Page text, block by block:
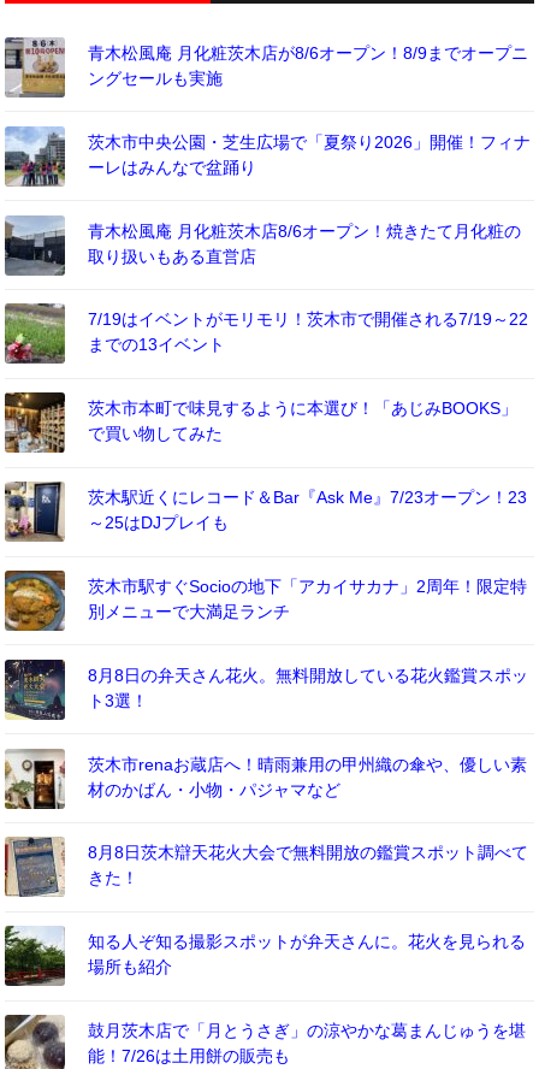
青木松風庵 月化粧茨木店が8/6オープン！8/9までオープニ
ングセールも実施
茨木市中央公園・芝生広場で「夏祭り2026」開催！フィナ
ーレはみんなで盆踊り
青木松風庵 月化粧茨木店8/6オープン！焼きたて月化粧の
取り扱いもある直営店
7/19はイベントがモリモリ！茨木市で開催される7/19～22
までの13イベント
茨木市本町で味見するように本選び！「あじみBOOKS」
で買い物してみた
茨木駅近くにレコード＆Bar『Ask Me』7/23オープン！23
～25はDJプレイも
茨木市駅すぐSocioの地下「アカイサカナ」2周年！限定特
別メニューで大満足ランチ
8月8日の弁天さん花火。無料開放している花火鑑賞スポッ
ト3選！
茨木市renaお蔵店へ！晴雨兼用の甲州織の傘や、優しい素
材のかばん・小物・パジャマなど
8月8日茨木辯天花火大会で無料開放の鑑賞スポット調べて
きた！
知る人ぞ知る撮影スポットが弁天さんに。花火を見られる
場所も紹介
鼓月茨木店で「月とうさぎ」の涼やかな葛まんじゅうを堪
能！7/26は土用餅の販売も